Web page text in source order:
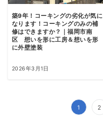
築9年！コーキングの劣化が気に
なります！コーキングのみの補
修はできますか？｜福岡市南
区 想いを形に工房＆想いを形
に外壁塗装
2026年3月1日
1 2